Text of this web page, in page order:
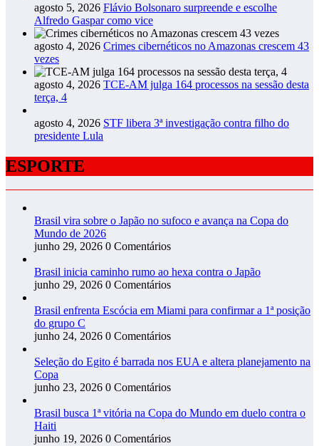
agosto 5, 2026 Flávio Bolsonaro surpreende e escolhe
Alfredo Gaspar como vice
agosto 4, 2026 Crimes cibernéticos no Amazonas crescem 43
vezes
agosto 4, 2026 TCE-AM julga 164 processos na sessão desta
terça, 4
agosto 4, 2026 STF libera 3ª investigação contra filho do
presidente Lula
ESPORTE
Brasil vira sobre o Japão no sufoco e avança na Copa do
Mundo de 2026
junho 29, 2026 0 Comentários
Brasil inicia caminho rumo ao hexa contra o Japão
junho 29, 2026 0 Comentários
Brasil enfrenta Escócia em Miami para confirmar a 1ª posição
do grupo C
junho 24, 2026 0 Comentários
Seleção do Egito é barrada nos EUA e altera planejamento na
Copa
junho 23, 2026 0 Comentários
Brasil busca 1ª vitória na Copa do Mundo em duelo contra o
Haiti
junho 19, 2026 0 Comentários